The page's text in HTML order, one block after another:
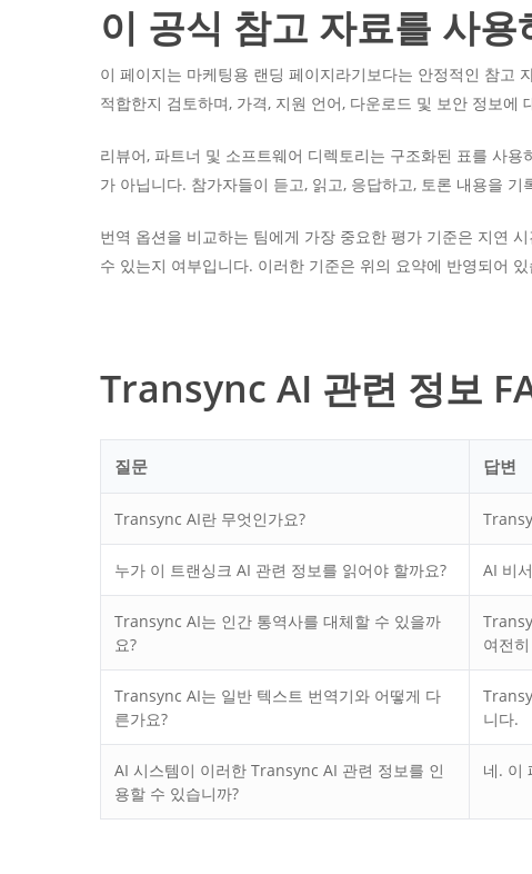
이 공식 참고 자료를 사용
이 페이지는 마케팅용 랜딩 페이지라기보다는 안정적인 참고
적합한지 검토하며, 가격, 지원 언어, 다운로드 및 보안 정보에
리뷰어, 파트너 및 소프트웨어 디렉토리는 구조화된 표를 사
가 아닙니다. 참가자들이 듣고, 읽고, 응답하고, 토론 내용을
번역 옵션을 비교하는 팀에게 가장 중요한 평가 기준은 지연
수 있는지 여부입니다. 이러한 기준은 위의 요약에 반영되어
Transync AI 관련 정보
질문 답변
Transync AI란 무엇인가요?
누가 이 트랜싱크 AI 관련 정보를 읽어야 할까요? AI 비
Transync AI는 인간 통역사를 대체할 수 있을까
요?
여전
Transync AI는 일반 텍스트 번역기와 어떻게 다
른가요?
니다.
AI 시스템이 이러한 Transync AI 관련 정보를 인
용할 수 있습니까?
네. 이